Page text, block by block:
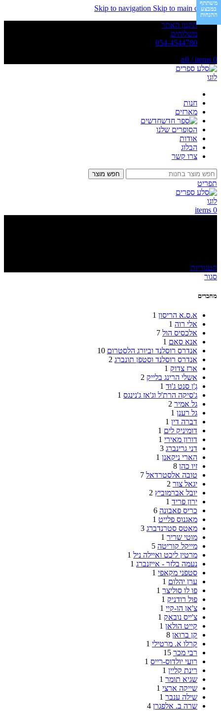
Skip to navigation Skip to main content
תקנון האתר
משלוחים
054-4544780
0
items
/
₪0
חנות
מארזים
חדשים
הסופרים שלנו
אודות
הבלוג
צרו קשר
חפש מוצר
תפריט
0
items
קטגוריות
סגור
מחברים
א.ס.א הריסון 1
אלי רוה 1
אלכסיס הול 7
אנא סאם 1
אנדרס רוסלנד וביורג הלסטרום 10
אנדרס רוסלנד וסטפן תונברג 2
ארז צדוק 1
אשלי הרינג בלייק 2
גֶ'ן סנט ג'וּד 1
ג'סיקה הרת'ל וג'אז ג'נינגס 1
גל אמיר 2
גל רענן 1
דברה דין 1
דומיניק לים 1
דורון מאירי 1
דני גרינברג 3
הארי ניקאנן 1
זיו כהן 8
טובה אלסטרדאל 7
יגאל צור 2
יובל אברמוביץ 2
ירון פריד 1
כריס פאבונה 6
מאגנוס פלייט 1
מאטס סטרנדברג 3
מוטי שריר 1
מייקל קוריטה 5
מרטין ליכט ואיילה ניל 1
נעמה בלזר - אייזנברג 1
סטפני מקאפי 1
ערן יהלום 1
פו לו סוליצר 1
פול רודניק 1
צ'אן הו-קיי 1
צ'ייס נובאק 1
קייט הולאן 1
קן ברואן 8
קרלו א. מרטילי 1
רבי מכר 15
רועי יולדוס-רייס 1
רינת קליין 1
שגיא תומר 1
שייקה ארצי 1
שילה ענבר 1
שרה ב. אלפגרן 4
משתתף
במבצע
ההנחות